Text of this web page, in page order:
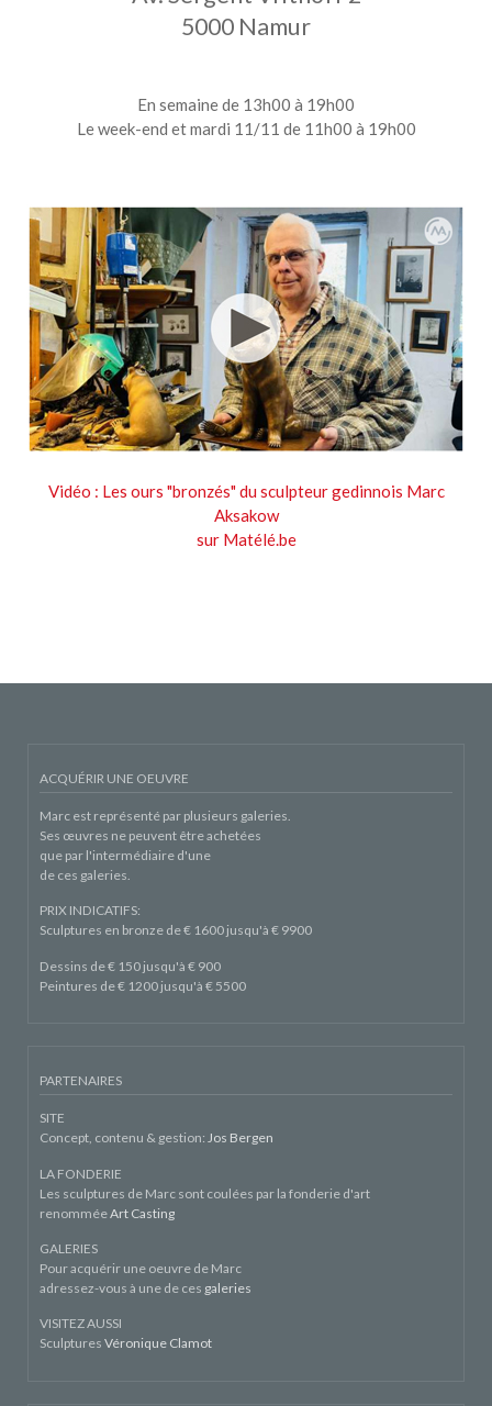
5000 Namur
En semaine de 13h00 à 19h00
Le week-end et mardi 11/11 de 11h00 à 19h00
Vidéo : Les ours "bronzés" du sculpteur gedinnois Marc
Aksakow
sur Matélé.be
ACQUÉRIR UNE OEUVRE
Marc est représenté par plusieurs galeries.
Ses œuvres ne peuvent être achetées
que par l'intermédiaire d'une
de ces galeries.
PRIX INDICATIFS:
Sculptures en bronze de € 1600 jusqu'à € 9900
Dessins de € 150 jusqu'à € 900
Peintures de € 1200 jusqu'à € 5500
PARTENAIRES
SITE
Concept, contenu & gestion: Jos Bergen
LA FONDERIE
Les sculptures de Marc sont coulées par la fonderie d'art
renomméeArt Casting
GALERIES
Pour acquérir une oeuvre de Marc
adressez-vous à une de ces galeries
VISITEZ AUSSI
Sculptures Véronique Clamot